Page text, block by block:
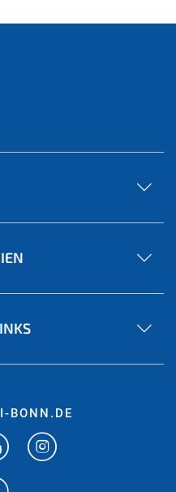
BONN.DE